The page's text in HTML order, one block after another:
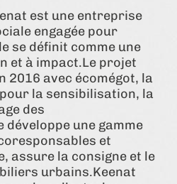
est une entreprise
engagée pour
se définit comme une
et à impact.Le projet
2016 avec écomégot, la
la sensibilisation, la
des
développe une gamme
et
assure la consigne et le
urbains.Keenat